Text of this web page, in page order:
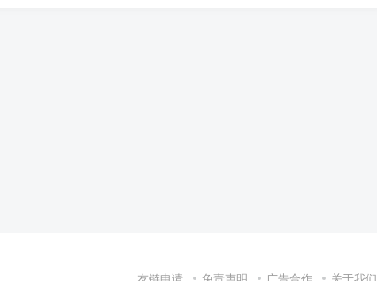
友链申请 免责声明 广告合作 关于我们